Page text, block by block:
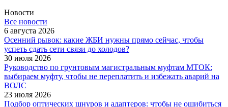
Новости
Все новости
6 августа 2026
Осенний рывок: какие ЖБИ нужны прямо сейчас, чтобы
успеть сдать сети связи до холодов?
30 июля 2026
Руководство по грунтовым магистральным муфтам МТОК:
выбираем муфту, чтобы не переплатить и избежать аварий на
ВОЛС
23 июля 2026
Подбор оптических шнуров и адаптеров: чтобы не ошибиться